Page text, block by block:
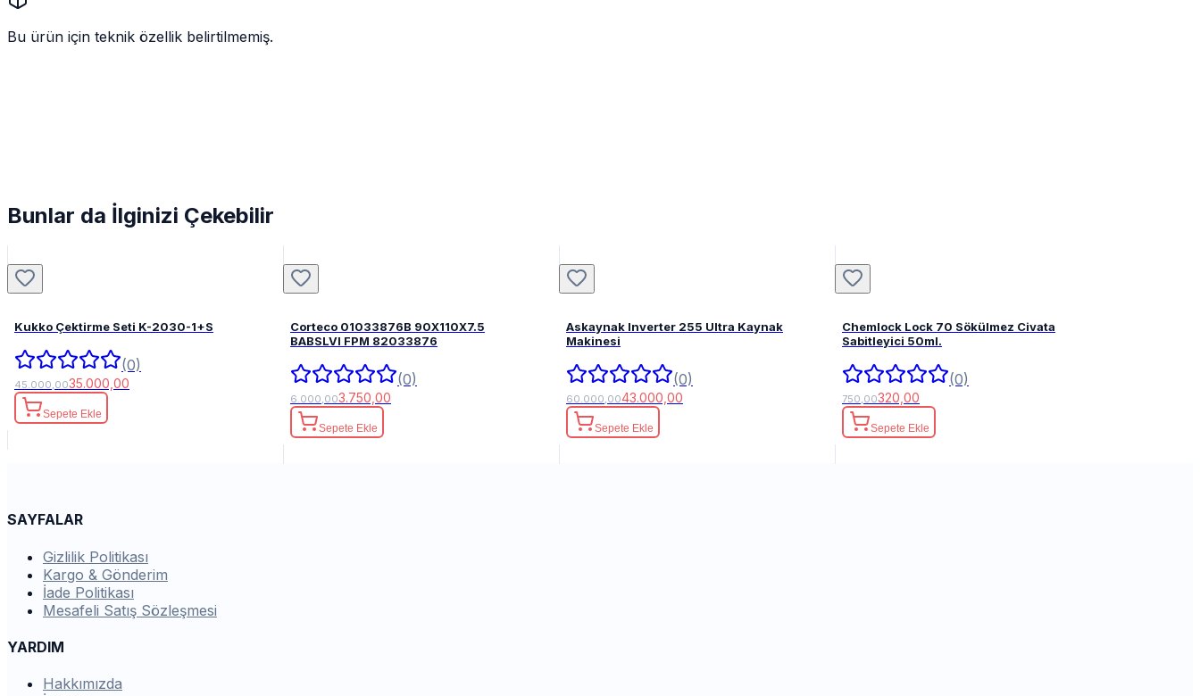
Bu ürün için teknik özellik belirtilmemiş.
Bunlar da İlginizi Çekebilir
Kukko Çektirme Seti K-2030-1+S
(0)
45.000,0035.000,00
Sepete Ekle
Corteco 01033876B 90X110X7.5
BABSLVI FPM 82033876
(0)
6.000,003.750,00
Sepete Ekle
Askaynak Inverter 255 Ultra Kaynak
Makinesi
(0)
60.000,0043.000,00
Sepete Ekle
Chemlock Lock 70 Sökülmez Civata
Sabitleyici 50ml.
(0)
750,00320,00
Sepete Ekle
SAYFALAR
Gizlilik Politikası
Kargo & Gönderim
İade Politikası
Mesafeli Satış Sözleşmesi
YARDIM
Hakkımızda